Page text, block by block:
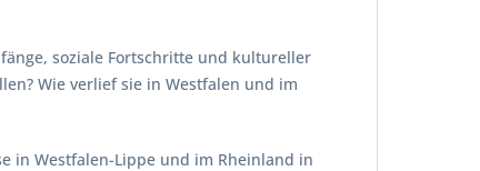
soziale Fortschritte und kultureller
Wie verlief sie in Westfalen und im
in Westfalen-Lippe und im Rheinland in